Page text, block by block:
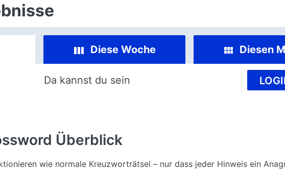
Diese Woche Diesen
Da kannst du sein
Überblick
wie normale Kreuzworträtsel – nur dass jeder Hinweis ein